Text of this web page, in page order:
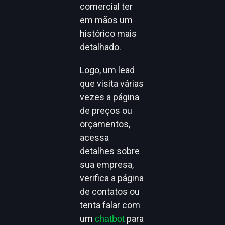
comercial ter
em mãos um
histórico mais
detalhado.
Logo, um lead
que visita várias
vezes a página
de preços ou
orçamentos,
acessa
detalhes sobre
sua empresa,
verifica a página
de contatos ou
tenta falar com
umchatbot para